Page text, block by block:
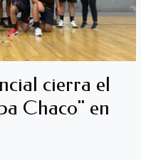
cierra el
Chaco" en